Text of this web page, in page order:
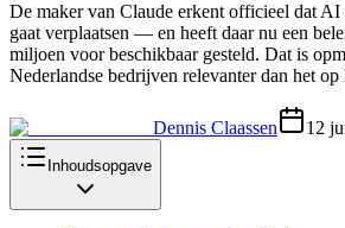
De maker van Claude erkent officieel dat AI
gaat verplaatsen — en heeft daar nu een
miljoen voor beschikbaar gesteld. Dat is
Nederlandse bedrijven relevanter dan het
Dennis Claassen 12
Inhoudsopgave